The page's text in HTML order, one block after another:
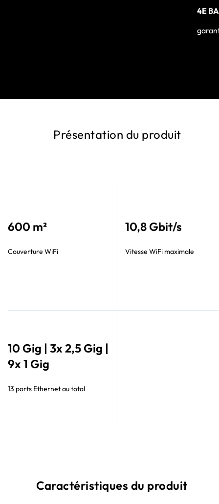
4E
Présentation du produit
600 m²
Couverture WiFi
10,8 Gbit/s
Vitesse WiFi maximale
10 Gig | 3x 2,5 Gig |
9x 1 Gig
13 ports Ethernet au total
Caractéristiques du produit